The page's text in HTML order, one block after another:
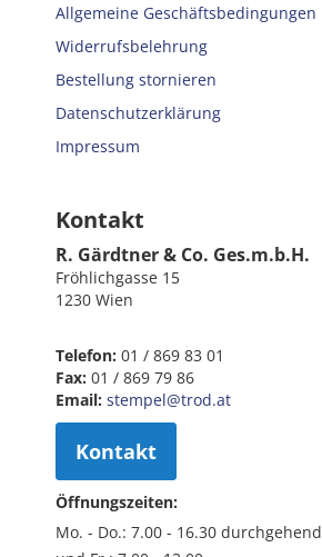
Allgemeine Geschäftsbedingungen
Widerrufsbelehrung
Bestellung stornieren
Datenschutzerklärung
Impressum
Kontakt
R. Gärdtner & Co. Ges.m.b.H.
Fröhlichgasse 15
1230 Wien
Telefon: 01 / 869 83 01
Fax: 01 / 869 79 86
Email: stempel@trod.at
Kontakt
Öffnungszeiten:
Mo. - Do.: 7.00 - 16.30 durchgehend